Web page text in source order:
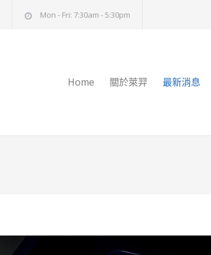
Mon - Fri: 7:30am - 5:30pm
Home 關於萊羿 最新消息